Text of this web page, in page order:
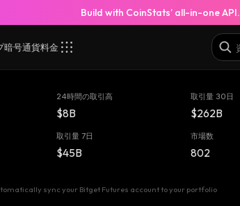
Build with CoinStats’ all-in-one API.
暗号通貨料金
24時間の取引高
$8B
取引量 7日
$45B
取引量 30日
$262B
市場数
802
sync your Bitget Futures account to your portfolio